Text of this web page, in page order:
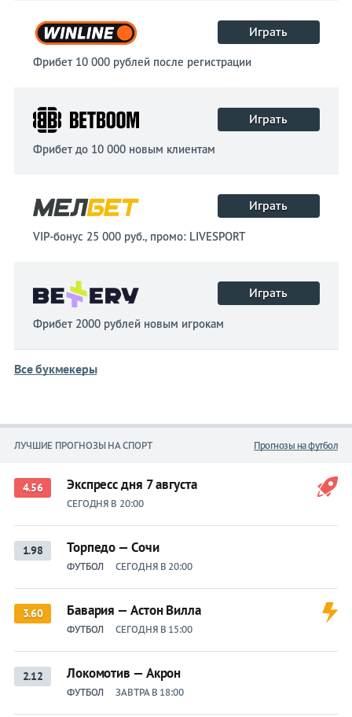
Играть
Фрибет 10 000 рублей после регистрации
Играть
Фрибет до 10 000 новым клиентам
Играть
VIP-бонус 25 000 руб., промо: LIVESPORT
Играть
Фрибет 2000 рублей новым игрокам
Все букмекеры
ЛУЧШИЕ ПРОГНОЗЫ НА СПОРТ Прогнозы на футбол
4.56 Экспресс дня 7 августа
СЕГОДНЯ В 20:00
1.98 Торпедо — Сочи
ФУТБОЛ СЕГОДНЯ В 20:00
3.60 Бавария — Астон Вилла
ФУТБОЛ СЕГОДНЯ В 15:00
2.12 Локомотив — Акрон
ФУТБОЛ ЗАВТРА В 18:00